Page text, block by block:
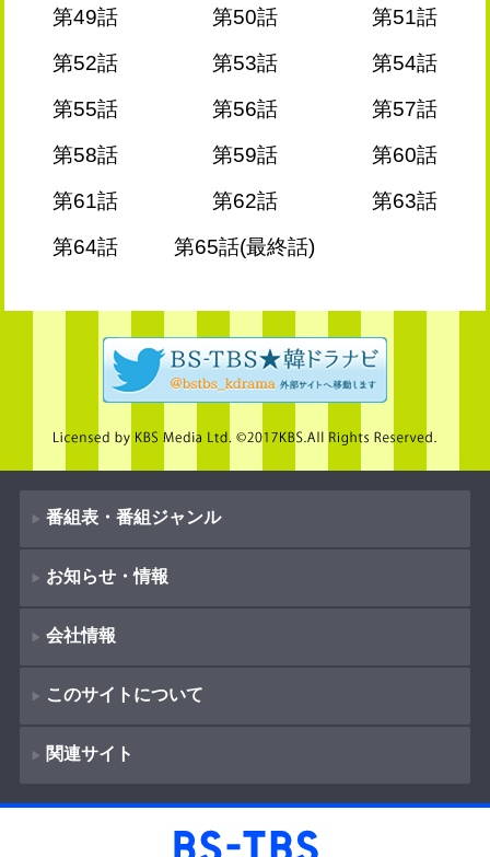
第49話
第50話
第51話
第52話
第53話
第54話
第55話
第56話
第57話
第58話
第59話
第60話
第61話
第62話
第63話
第64話
第65話(最終話)
番組表・番組ジャンル
番組表
番組ジャンル
ドラマ
映画
お知らせ・情報
新着情報
お知らせ
イベント
ショッピング
会社情報
会社概要
（Company Information）
このサイトについて
著作権とリンク
サイトポリシー
関連サイト